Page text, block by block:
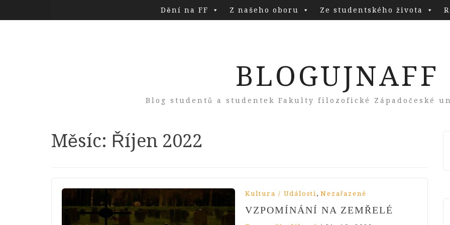
Dění na FF Z našeho oboru Ze studentského života
BLOGUJNAFF
Blog studentů a studentek Fakulty filozofické Západočeské
Měsíc: Říjen 2022
Kultura / Události, Nezařazené
VZPOMÍNÁNÍ NA ZEMŘELÉ